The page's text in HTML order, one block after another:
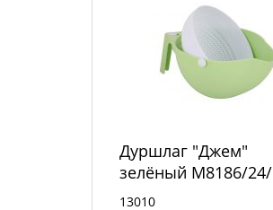
Дуршлаг "Джем"
зелёный М8186/24/
13010